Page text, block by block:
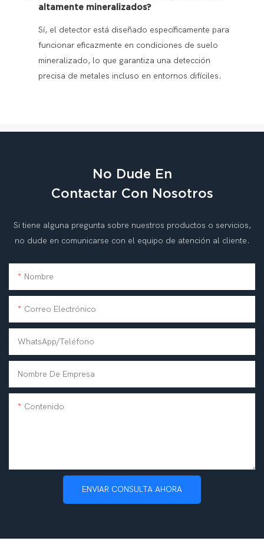
altamente mineralizados?
Sí, el detector está diseñado específicamente para
funcionar eficazmente en condiciones de suelo
mineralizado, lo que garantiza una detección
precisa de metales incluso en entornos difíciles.
No Dude En
Contactar Con Nosotros
Si tiene alguna pregunta sobre nuestros productos o servicios,
no dude en comunicarse con el equipo de atención al cliente.
Nombre
Correo Electrónico
WhatsApp/teléfono
Nombre De Empresa
Contenido
ENVIAR CONSULTA AHORA